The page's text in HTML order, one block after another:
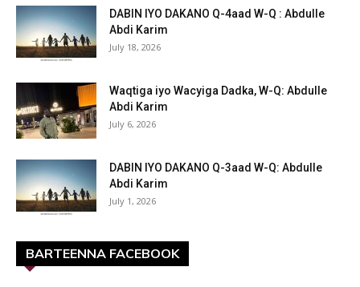
DABIN IYO DAKANO Q-4aad W-Q : Abdulle
Abdi Karim
July 18, 2026
Waqtiga iyo Wacyiga Dadka, W-Q: Abdulle
Abdi Karim
July 6, 2026
DABIN IYO DAKANO Q-3aad W-Q: Abdulle
Abdi Karim
July 1, 2026
BARTEENNA FACEBOOK